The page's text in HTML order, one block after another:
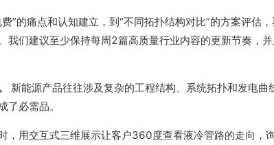
”的痛点和认知建立，到“不同拓扑结构对比”的方案评估
我们建议至少保持每周2篇高质量行业内容的更新节奏，
新能源产品往往涉及复杂的工程结构、系统拓扑和发电
了必需品。
，用交互式三维展示让客户360度查看液冷管路的走向，